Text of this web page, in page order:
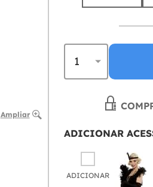
Ampliar
ADICIONAR
ADICIONAR